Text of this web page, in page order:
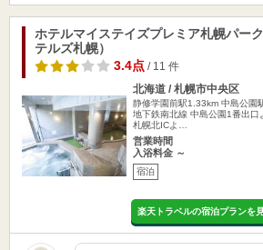
ホテルマイステイズプレミア札幌パー
テルズ札幌）
3.4点/ 11 件
北海道 / 札幌市中央区
静修学園前駅1.33km 中島公園
地下鉄南北線 中島公園1番出口
札幌北ICよ…
営業時間
入浴料金 ～
宿泊
楽天トラベルの宿泊プランを